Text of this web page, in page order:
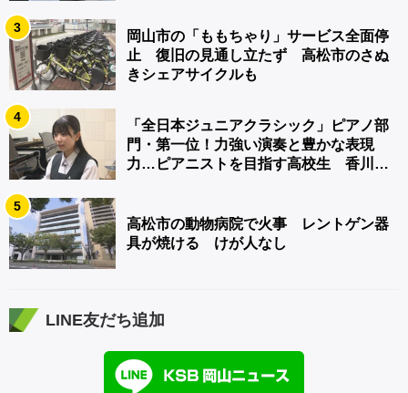
3
岡山市の「ももちゃり」サービス全面停
止 復旧の見通し立たず 高松市のさぬ
きシェアサイクルも
4
「全日本ジュニアクラシック」ピアノ部
門・第一位！力強い演奏と豊かな表現
力…ピアニストを目指す高校生 香川
5
高松市の動物病院で火事 レントゲン器
具が焼ける けが人なし
LINE友だち追加